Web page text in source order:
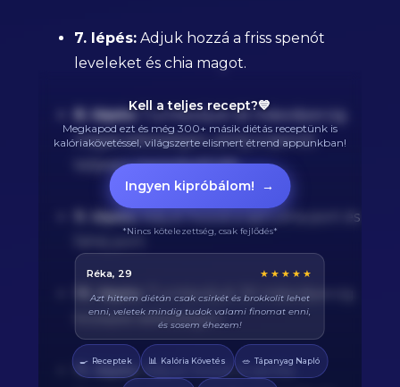
7. lépés:Adjuk hozzá a friss spenót
leveleket és chia magot.
8. lépés:Turmixoljuk 45 másodpercig
magas sebességen, amíg a spenót
teljesen összedarálódik.
9. lépés:Adjuk hozzá a spirulina port és
10. lépés:Turmixoljuk 30 másodpercig
közepes sebességen.
11. lépés:Adjuk hozzá a vanília
Kell a teljes recept?💙
Megkapod ezt és még 300+ másik diétás receptünk is
kalóriakövetéssel, világszerte elismert étrend appunkban!
Ingyen kipróbálom! →
*Nincs kötelezettség, csak fejlődés*
Balázs, 38 ★★★★★
Végre tudom pontosan mennyi fehérjét eszem
naponta. A kaloriaszámláló sokat segít, előtte
össze-vissza zabáltam...
🍳 Receptek 📊 Kalória Követés 🥗 Tápanyag Napló